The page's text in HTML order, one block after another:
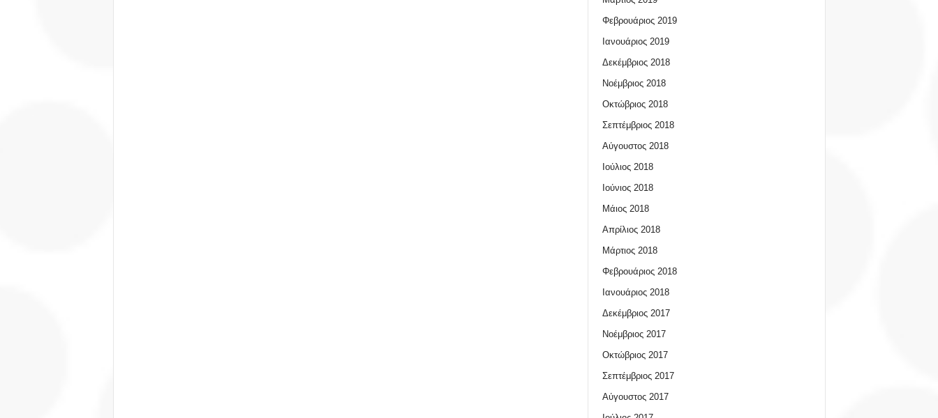
Φεβρουάριος 2019
Ιανουάριος 2019
Δεκέμβριος 2018
Νοέμβριος 2018
Οκτώβριος 2018
Σεπτέμβριος 2018
Αύγουστος 2018
Ιούλιος 2018
Ιούνιος 2018
Μάιος 2018
Απρίλιος 2018
Μάρτιος 2018
Φεβρουάριος 2018
Ιανουάριος 2018
Δεκέμβριος 2017
Νοέμβριος 2017
Οκτώβριος 2017
Σεπτέμβριος 2017
Αύγουστος 2017